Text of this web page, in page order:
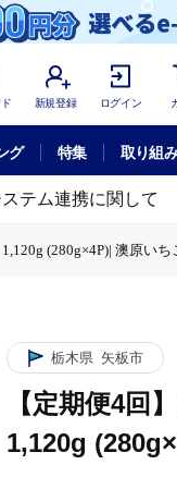
新規登録 ログイン
グ 特集 取り組
テム連携に関して
(280g×4P)| 澳原い
栃木県 矢板市
【定期便4回
1,120g